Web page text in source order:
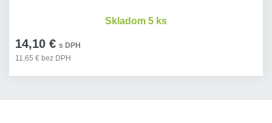
14,10 € s DPH
11,65 € bez DPH
Skladom 5 ks